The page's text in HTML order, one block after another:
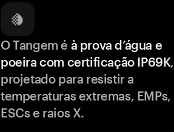
O Tangem é à prova d’água e
poeira com certificação IP69K,
projetado para resistir a
temperaturas extremas, EMPs,
ESCs e raios X.